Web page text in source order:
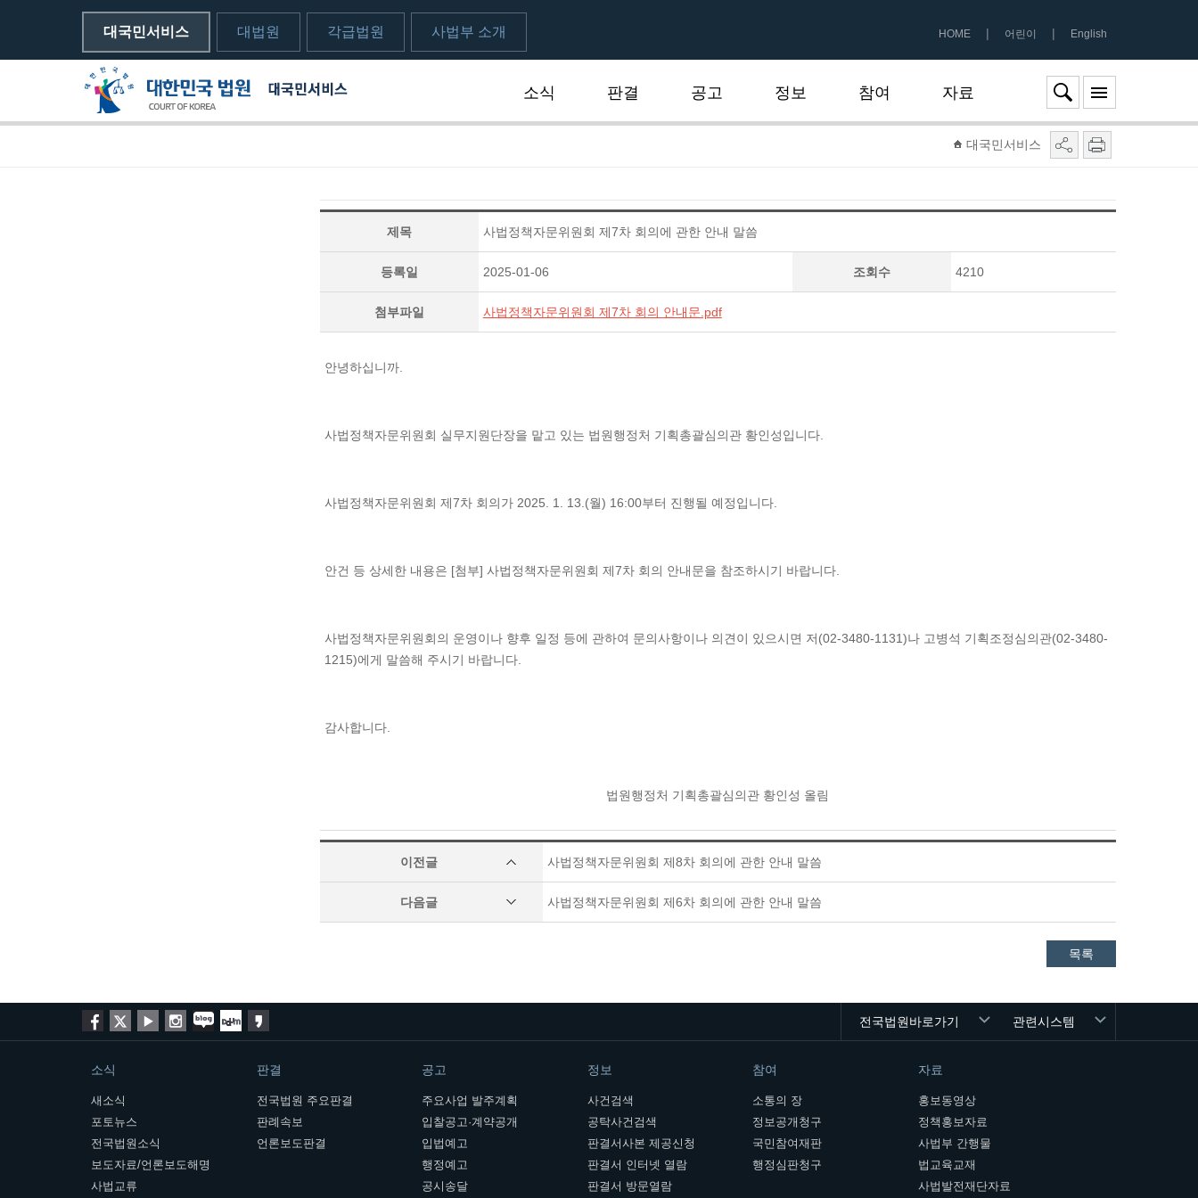
대국민서비스 대법원 각급법원 사법부 소개 HOME | 어린이 | English
소식 판결 공고 정보 참여 자료
메뉴전체보기
대국민서비스
제목 사법정책자문위원회 제7차 회의에 관한 안내 말씀
등록일 2025-01-06 조회수 4210
첨부파일 사법정책자문위원회 제7차 회의 안내문.pdf
안녕하십니까.
사법정책자문위원회 실무지원단장을 맡고 있는 법원행정처 기획총괄심의관 황인성입니다.
사법정책자문위원회 제7차 회의가 2025. 1. 13.(월) 16:00부터 진행될 예정입니다.
안건 등 상세한 내용은 [첨부] 사법정책자문위원회 제7차 회의 안내문을 참조하시기 바랍니다.
사법정책자문위원회의 운영이나 향후 일정 등에 관하여 문의사항이나 의견이 있으시면 저(02-3480-1131)나 고병석 기획조정심의관(02-3480-
1215)에게 말씀해 주시기 바랍니다.
감사합니다.
법원행정처 기획총괄심의관 황인성 올림
이전글 사법정책자문위원회 제8차 회의에 관한 안내 말씀
다음글 사법정책자문위원회 제6차 회의에 관한 안내 말씀
목록
전국법원바로가기 관련시스템
소식
새소식
포토뉴스
전국법원소식
보도자료/언론보도해명
사법교류
판결
전국법원 주요판결
판례속보
언론보도판결
공고
주요사업 발주계획
입찰공고·계약공개
입법예고
행정예고
공시송달
정보
사건검색
공탁사건검색
판결서사본 제공신청
판결서 인터넷 열람
판결서 방문열람
참여
소통의 장
정보공개청구
국민참여재판
행정심판청구
자료
홍보동영상
정책홍보자료
사법부 간행물
법교육교재
사법발전재단자료